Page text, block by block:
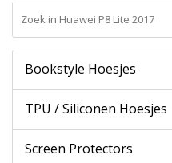
Bookstyle Hoesjes
TPU / Siliconen Hoesjes
Screen Protectors